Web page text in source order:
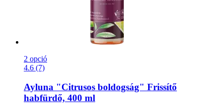
2 opció
4.6 (7)
Ayluna "Citrusos boldogság" Frissítő
habfürdő, 400 ml